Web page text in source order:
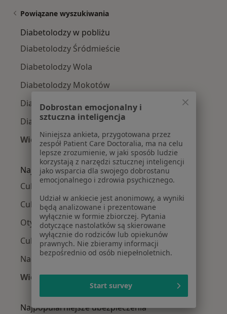
Powiązane wyszukiwania
Diabetolodzy w pobliżu
Diabetolodzy Śródmieście
Diabetolodzy Wola
Diabetolodzy Mokotów
Diabetolodzy Ursynów
Diabetolodzy Praga-Południe
Więcej (14)
Więcej w kategorii: Diabetolodzy w pobliżu
Najczęście leczone choroby
Cukrzyca w Warszawie
Cukrzyca ciążowa w Warszawie
Otyłość w Warszawie
Cukrzyca typu 2 w Warszawie
Nadciśnienie tętnicze w Warszawie
Więcej (15)
Więcej w kategorii: Najczęście leczone
Najpopularniejsze ubezpieczenia
Dobrostan emocjonalny i
sztuczna inteligencja
Niniejsza ankieta, przygotowana przez
zespół Patient Care Doctoralia, ma na celu
lepsze zrozumienie, w jaki sposób ludzie
korzystają z narzędzi sztucznej inteligencji
jako wsparcia dla swojego dobrostanu
emocjonalnego i zdrowia psychicznego.
Udział w ankiecie jest anonimowy, a wyniki
będą analizowane i prezentowane
wyłącznie w formie zbiorczej. Pytania
dotyczące nastolatków są skierowane
wyłącznie do rodziców lub opiekunów
prawnych. Nie zbieramy informacji
bezpośrednio od osób niepełnoletnich.
Start survey